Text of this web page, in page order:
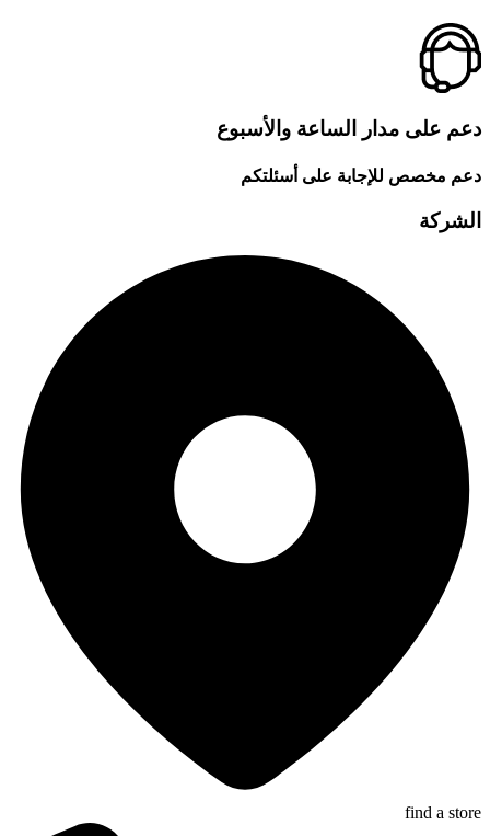
دعم على مدار الساعة والأسبوع
دعم مخصص للإجابة على أسئلتكم
الشركة
find a store